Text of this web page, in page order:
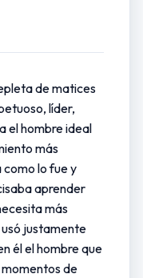
de matices
líder,
el hombre ideal
más
lo fue y
aprender
más
justamente
él el hombre que
momentos de